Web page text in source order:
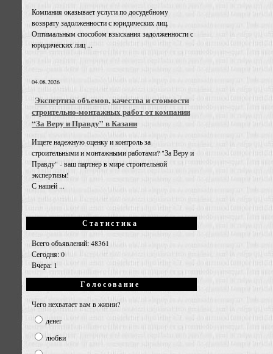
Компания оказывает услуги по досудебному
возврату задолженности с юридических лиц.
Оптимальным способом взыскания задолженности с
юридических лиц ...
04.08.2026
Экспертиза объемов, качества и стоимости
строительно-монтажных работ от компании
“За Веру и Правду” в Казани
Ищете надежную оценку и контроль за
строительными и монтажными работами? "За Веру и
Правду" - ваш партнер в мире строительной
экспертизы!
С нашей ...
Статистика
Всего объявлений: 48361
Сегодня: 0
Вчера: 1
Голосование
Чего нехватает вам в жизни?
денег
любви